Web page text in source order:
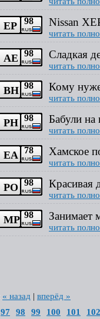
ЕР 98 Nissan
читать
АЕ 98 Сладкая
читать
ВН 98 Кому
читать
РН 98 Бабули на
читать
ЕА 78 Хамское
читать
РО 98 Красивая
читать
МР 98 Занимает
читать
« назад | вперёд »
97 98 99 100 101 102